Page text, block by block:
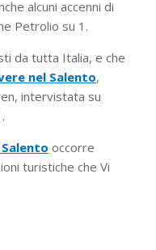
alcuni accenni di
Petrolio su 1.
da tutta Italia, e che
nel Salento,
intervistata su
occorre
turistiche che Vi